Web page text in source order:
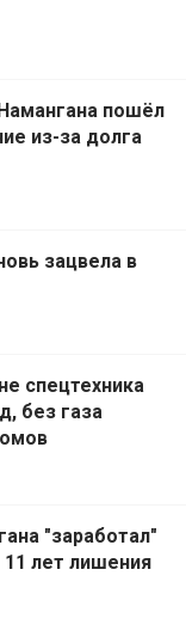
пошёл
из-за долга
зацвела в
спецтехника
без газа
"заработал"
11 лет лишения